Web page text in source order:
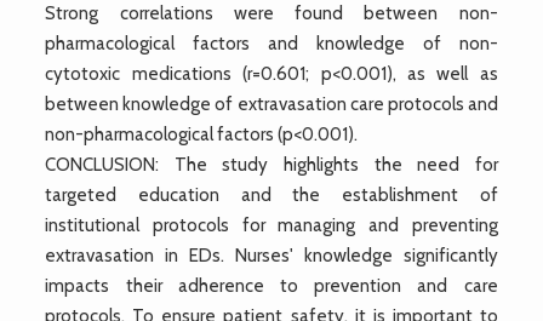
Strong correlations were found between non-
pharmacological factors and knowledge of non-
cytotoxic medications (r=0.601; p<0.001), as well as
between knowledge of extravasation care protocols and
non-pharmacological factors (p<0.001).
CONCLUSION: The study highlights the need for
targeted education and the establishment of
institutional protocols for managing and preventing
extravasation in EDs. Nurses' knowledge significantly
impacts their adherence to prevention and care
protocols. To ensure patient safety, it is important to